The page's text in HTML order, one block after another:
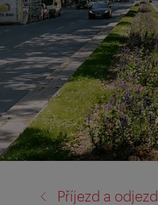
Příjezd a odjezd